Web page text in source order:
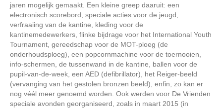
jaren mogelijk gemaakt. Een kleine greep daaruit: een
electronisch scorebord, speciale acties voor de jeugd,
verfraaiing van de kantine, kleding voor de
kantinemedewerkers, flinke bijdrage voor het International Youth
Tournament, gereedschap voor de MOT-ploeg (de
onderhoudsploeg), een popcornmachine voor de toernooien,
info-schermen, de tussenwand in de kantine, ballen voor de
pupil-van-de-week, een AED (defibrillator), het Reiger-beeld
(vervanging van het gestolen bronzen beeld), enfin, zo kan er
nog véél meer genoemd worden. Ook werden voor De Vrienden
speciale avonden georganiseerd, zoals in maart 2015 (in